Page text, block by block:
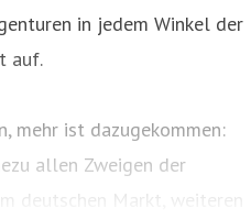
in jedem Winkel der
auf.
mehr ist dazugekommen:
allen Zweigen der
deutschen Markt, weiteren